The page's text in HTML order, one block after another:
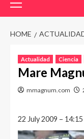
Menu
HOME
Actualidad Ciencia
Mare
mmagnum.com
22 July 2009 –